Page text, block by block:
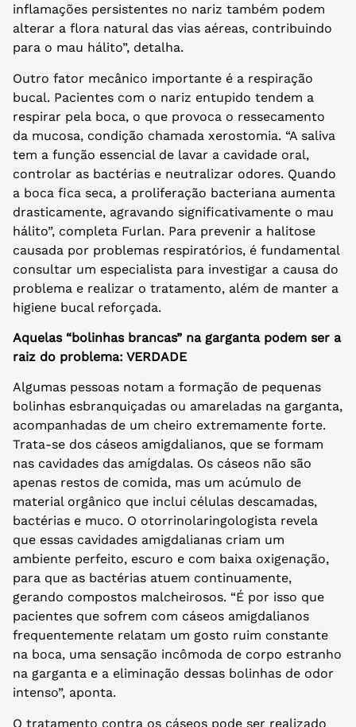
inflamações persistentes no nariz também podem
alterar a flora natural das vias aéreas, contribuindo
para o mau hálito”, detalha.
Outro fator mecânico importante é a respiração
bucal. Pacientes com o nariz entupido tendem a
respirar pela boca, o que provoca o ressecamento
da mucosa, condição chamada xerostomia. “A saliva
tem a função essencial de lavar a cavidade oral,
controlar as bactérias e neutralizar odores. Quando
a boca fica seca, a proliferação bacteriana aumenta
drasticamente, agravando significativamente o mau
hálito”, completa Furlan. Para prevenir a halitose
causada por problemas respiratórios, é fundamental
consultar um especialista para investigar a causa do
problema e realizar o tratamento, além de manter a
higiene bucal reforçada.
Aquelas “bolinhas brancas” na garganta podem ser a
raiz do problema: VERDADE
Algumas pessoas notam a formação de pequenas
bolinhas esbranquiçadas ou amareladas na garganta,
acompanhadas de um cheiro extremamente forte.
Trata-se dos cáseos amigdalianos, que se formam
nas cavidades das amígdalas. Os cáseos não são
apenas restos de comida, mas um acúmulo de
material orgânico que inclui células descamadas,
bactérias e muco. O otorrinolaringologista revela
que essas cavidades amigdalianas criam um
ambiente perfeito, escuro e com baixa oxigenação,
para que as bactérias atuem continuamente,
gerando compostos malcheirosos. “É por isso que
pacientes que sofrem com cáseos amigdalianos
frequentemente relatam um gosto ruim constante
na boca, uma sensação incômoda de corpo estranho
na garganta e a eliminação dessas bolinhas de odor
intenso”, aponta.
O tratamento contra os cáseos pode ser realizado